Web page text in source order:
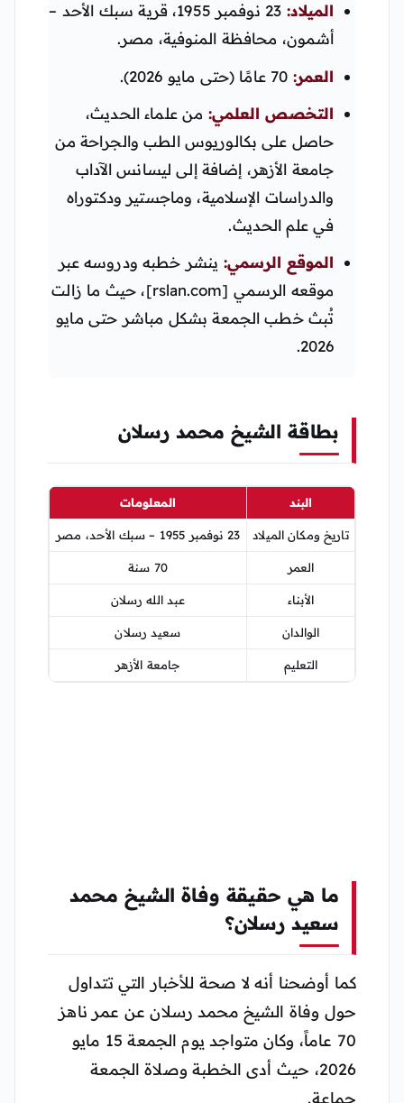
الميلاد:
23 نوفمبر 1955، قرية سبك الأحد –
أشمون، محافظة المنوفية، مصر.
العمر:
التخصص العلمي: من علماء الحديث،
حاصل على بكالوريوس الطب والجراحة من
جامعة الأزهر، إضافة إلى ليسانس الآداب
والدراسات الإسلامية، وماجستير ودكتوراه
في علم الحديث.
الموقع الرسمي: ينشر خطبه ودروسه عبر
موقعه الرسمي [rslan.com]، حيث ما زالت
تُبث خطب الجمعة بشكل مباشر حتى مايو
2026.
بطاقة الشيخ محمد رسلان
البند المعلومات
تاريخ ومكان الميلاد 23 نوفمبر 1955 – سبك الأحد، مصر
العمر 70 سنة
الأبناء عبد الله رسلان
الوالدان سعيد رسلان
التعليم جامعة الأزهر
ما هي حقيقة وفاة الشيخ محمد
سعيد رسلان؟
كما أوضحنا أنه لا صحة للأخبار التي تتداول
حول وفاة الشيخ محمد رسلان عن عمر ناهز
70 عاماً، وكان متواجد يوم الجمعة 15 مايو
2026، حيث أدى الخطبة وصلاة الجمعة
جماعة.